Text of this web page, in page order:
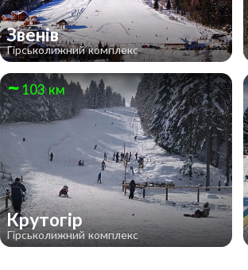
Звенів
Гірськолижний комплекс
103 км
Крутогір
Гірськолижний комплекс